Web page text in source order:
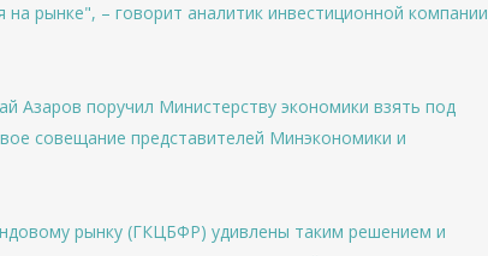
рынке", – говорит аналитик инвестиционной компании
Азаров поручил Министерству экономики взять под
совещание представителей Минэкономики и
рынку (ГКЦБФР) удивлены таким решением и